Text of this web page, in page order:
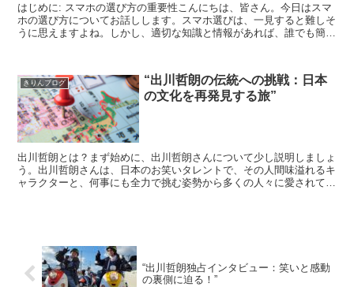
はじめに: スマホの選び方の重要性こんにちは、皆さん。今日はスマ
ホの選び方についてお話しします。スマホ選びは、一見すると難しそ
うに思えますよね。しかし、適切な知識と情報があれば、誰でも簡単
きりんブログ
“出川哲朗の伝統への挑戦：日本
の文化を再発見する旅”
出川哲朗とは？まず始めに、出川哲朗さんについて少し説明しましょ
う。出川哲朗さんは、日本のお笑いタレントで、その人間味溢れるキ
ャラクターと、何事にも全力で挑む姿勢から多くの人々に愛されてい
“出川哲朗独占インタビュー：笑いと感動
の裏側に迫る！”